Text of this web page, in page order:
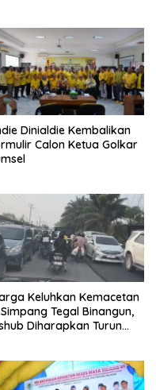
Dinialdie Kembalikan
Calon Ketua Golkar
Keluhkan Kemacetan
Tegal Binangun,
Diharapkan Turun